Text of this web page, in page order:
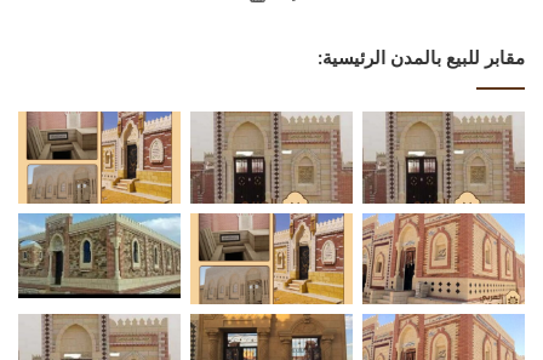
مقابر للبيع بالمدن الرئيسية: